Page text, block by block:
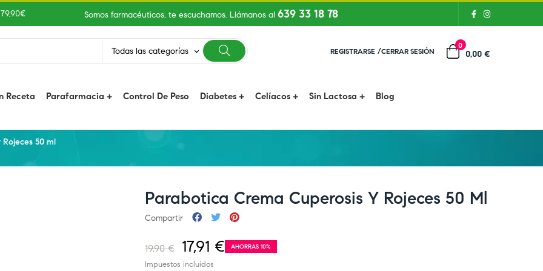
Somos farmacéuticos, te escuchamos. Llámanos al 639 33 18 78
Todas las categorías keyboard_arrow_down REGISTRARSE /CERRAR SESIÓN
0
0,00 €
Receta Parafarmacia Control De Peso Diabetes Celíacos Sin Lactosa Blog
50 ml
Parabotica Crema Cuperosis Y Rojeces 50 Ml
Compartir
19,90 € 17,91 € AHORRAS 10%
Impuestos incluidos